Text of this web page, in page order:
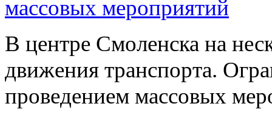
массовых мероприятий
В центре Смоленска на
движения транспорта.
проведением массовых